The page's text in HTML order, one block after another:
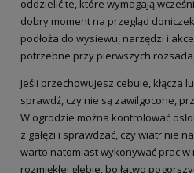
oddzielić te, które wymagają
dobry moment na przegląd
podłoża do wysiewu, narzędzi i
potrzebne przy pierwszych
Jeśli przechowujesz cebule, kłącza
sprawdź, czy nie są zawilgocone,
W ogrodzie można kontrolować
z gałęzi i sprawdzać, czy wiatr nie
warto natomiast wykonywać prac
rozmiękłej glebie, bo łatwo